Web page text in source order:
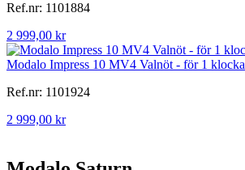
Ref.nr: 1101884
2 999,00 kr
Modalo Impress 10 MV4 Valnöt - för 1 klocka
Ref.nr: 1101924
2 999,00 kr